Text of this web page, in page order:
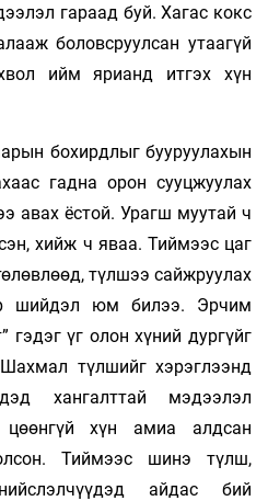
гараад буй. Хагас кокс
боловсруулсан утаагүй
ийм ярианд итгэх хүн
бохирдлыг бууруулахын
гадна орон сууцжуулах
авах ёстой. Урагш муутай ч
хийж ч яваа. Тиймээс цаг
түлшээ сайжруулах
шийдэл юм билээ. Эрчим
гэдэг үг олон хүний дургүйг
түлшийг хэрэглээнд
хангалттай мэдээлэл
цөөнгүй хүн амиа алдсан
Тиймээс шинэ түлш,
айдас бий